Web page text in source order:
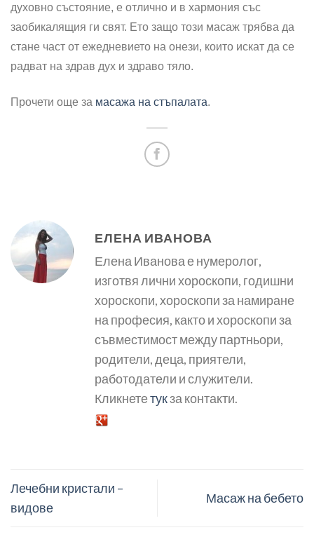
духовно състояние, е отлично и в хармония със
заобикалящия ги свят. Ето защо този масаж трябва да
стане част от ежедневието на онези, които искат да се
радват на здрав дух и здраво тяло.
Прочети още за масажа на стъпалата.
ЕЛЕНА ИВАНОВА
Елена Иванова е нумеролог,
изготвя лични хороскопи, годишни
хороскопи, хороскопи за намиране
на професия, както и хороскопи за
съвместимост между партньори,
родители, деца, приятели,
работодатели и служители.
Кликнететукза контакти.
Лечебни кристали –
видове
Масаж на бебето